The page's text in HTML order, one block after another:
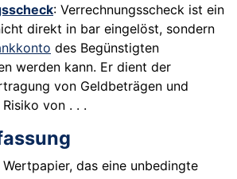
: Verrechnungsscheck ist ein
direkt in bar eingelöst, sondern
des Begünstigten
werden kann. Er dient der
von Geldbeträgen und
von . . .
das eine unbedingte